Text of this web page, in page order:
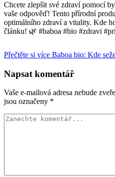
Chcete zlepšit své zdraví pomocí
vaše odpověď! Tento přírodní
optimálního zdraví a vitality. Kde
článku! 🌿 #baboa #bio #zdravi
Přečtěte si více Baboa bio: Kde
Napsat komentář
Vaše e-mailová adresa nebude
jsou označeny *